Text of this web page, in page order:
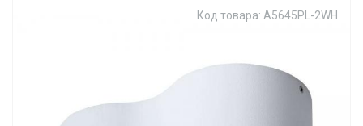
Код товара: A5645PL-2WH